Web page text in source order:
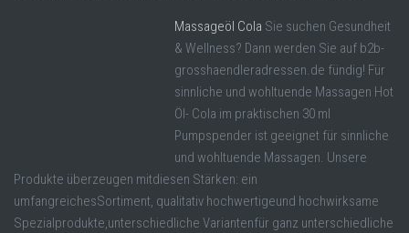
Massageöl Cola Sie suchen Gesundheit
& Wellness? Dann werden Sie auf b2b-
grosshaendleradressen.de fündig! Für
sinnliche und wohltuende Massagen Hot
Öl- Cola im praktischen 30 ml
Pumpspender ist geeignet für sinnliche
und wohltuende Massagen. Unsere
Produkte überzeugen mitdiesen Stärken: ein
umfangreichesSortiment, qualitativ hochwertigeund hochwirksame
Spezialprodukte,unterschiedliche Variantenfür ganz unterschiedliche